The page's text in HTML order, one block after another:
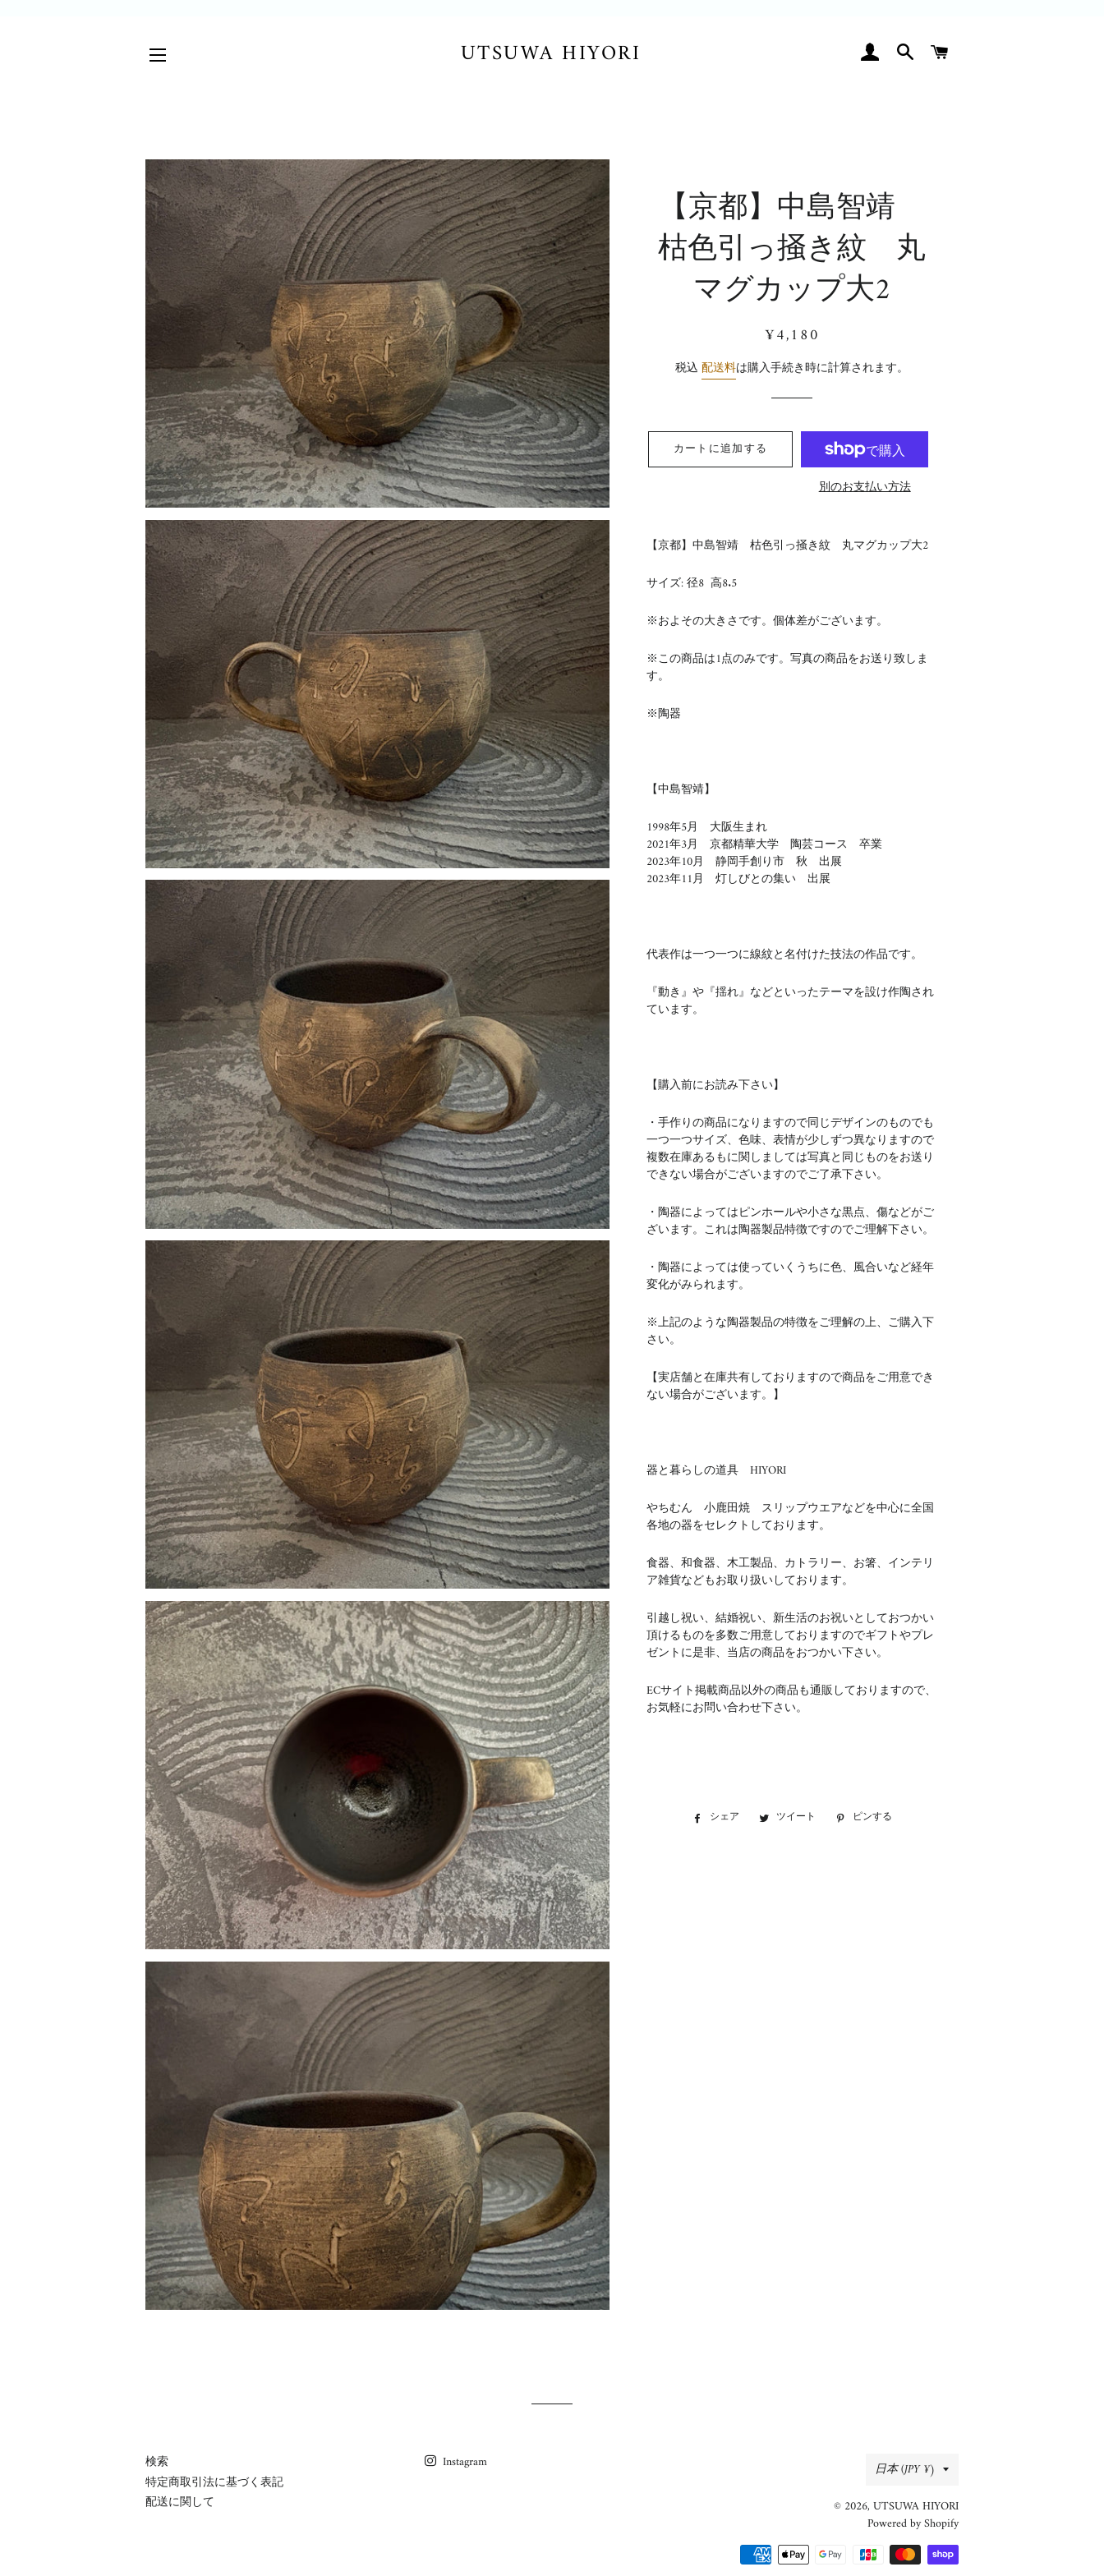
UTSUWA HIYORI ログイン検索
【京都】中島智靖
枯色引っ掻き紋 丸
マグカップ大2
通
価
販
価
¥4,180
税込配送料は購入手続き時に計算されます。
カートに追加する
別のお支払い方法
【京都】中島智靖 枯色引っ掻き紋 丸マグカップ大2
サイズ: 径8 高8.5
※およその大きさです。個体差がございます。
※この商品は1点のみです。写真の商品をお送り致しま
す。
※陶器
【中島智靖】
1998年5月 大阪生まれ
2021年3月 京都精華大学 陶芸コース 卒業
2023年10月 静岡手創り市 秋 出展
2023年11月 灯しびとの集い 出展
代表作は一つ一つに線紋と名付けた技法の作品です。
『動き』や『揺れ』などといったテーマを設け作陶され
ています。
【購入前にお読み下さい】
・手作りの商品になりますので同じデザインのものでも
一つ一つサイズ、色味、表情が少しずつ異なりますので
複数在庫あるもに関しましては写真と同じものをお送り
できない場合がございますのでご了承下さい。
・陶器によってはピンホールや小さな黒点、傷などがご
ざいます。これは陶器製品特徴ですのでご理解下さい。
・陶器によっては使っていくうちに色、風合いなど経年
変化がみられます。
※上記のような陶器製品の特徴をご理解の上、ご購入下
さい。
【実店舗と在庫共有しておりますので商品をご用意でき
ない場合がございます。】
器と暮らしの道具 HIYORI
やちむん 小鹿田焼 スリップウエアなどを中心に全国
各地の器をセレクトしております。
食器、和食器、木工製品、カトラリー、お箸、インテリ
ア雑貨などもお取り扱いしております。
引越し祝い、結婚祝い、新生活のお祝いとしておつかい
頂けるものを多数ご用意しておりますのでギフトやプレ
ゼントに是非、当店の商品をおつかい下さい。
ECサイト掲載商品以外の商品も通販しておりますので、
お気軽にお問い合わせ下さい。
シェア
Facebookツイート
Twitter ピンする
検索
特定商取引法に基づく表記
配送に関して
Instagram 国/
地
域
日本 (JPY ¥)
© 2026, UTSUWA HIYORI
Powered by Shopify
済